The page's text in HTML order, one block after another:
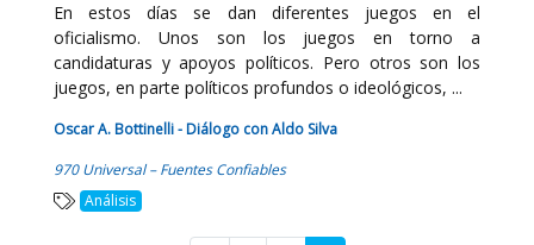
En estos días se dan diferentes juegos en el
oficialismo. Unos son los juegos en torno a
candidaturas y apoyos políticos. Pero otros son los
juegos, en parte políticos profundos o ideológicos, ...
Oscar A. Bottinelli - Diálogo con Aldo Silva
970 Universal – Fuentes Confiables
Análisis